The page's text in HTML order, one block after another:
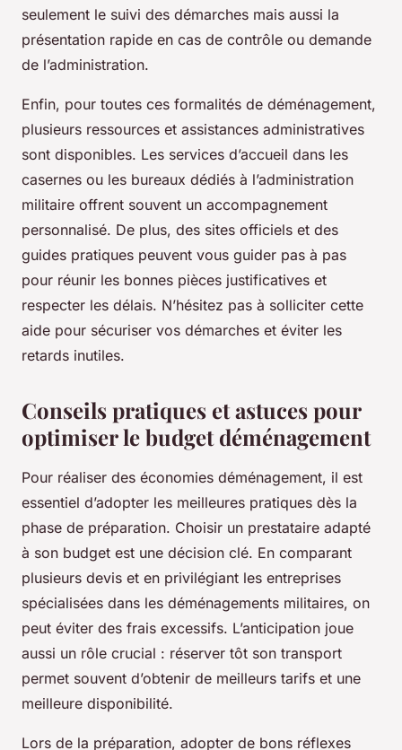
seulement le suivi des démarches mais aussi la
présentation rapide en cas de contrôle ou demande
de l’administration.
Enfin, pour toutes ces formalités de déménagement,
plusieurs ressources et assistances administratives
sont disponibles. Les services d’accueil dans les
casernes ou les bureaux dédiés à l’administration
militaire offrent souvent un accompagnement
personnalisé. De plus, des sites officiels et des
guides pratiques peuvent vous guider pas à pas
pour réunir les bonnes pièces justificatives et
respecter les délais. N’hésitez pas à solliciter cette
aide pour sécuriser vos démarches et éviter les
retards inutiles.
Conseils pratiques et astuces pour
optimiser le budget déménagement
Pour réaliser des économies déménagement, il est
essentiel d’adopter les meilleures pratiques dès la
phase de préparation. Choisir un prestataire adapté
à son budget est une décision clé. En comparant
plusieurs devis et en privilégiant les entreprises
spécialisées dans les déménagements militaires, on
peut éviter des frais excessifs. L’anticipation joue
aussi un rôle crucial : réserver tôt son transport
permet souvent d’obtenir de meilleurs tarifs et une
meilleure disponibilité.
Lors de la préparation, adopter de bons réflexes